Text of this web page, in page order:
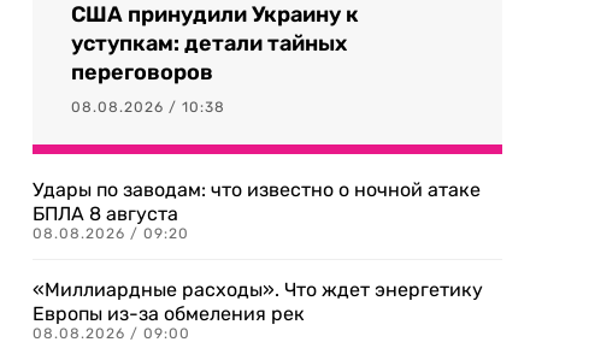
США принудили Украину к
уступкам: детали тайных
переговоров
08.08.2026 / 10:38
Удары по заводам: что известно о ночной атаке
БПЛА 8 августа
08.08.2026 / 09:20
«Миллиардные расходы». Что ждет энергетику
Европы из-за обмеления рек
08.08.2026 / 09:00